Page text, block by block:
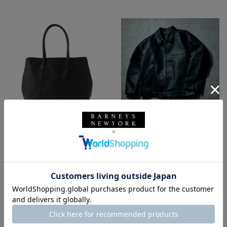
レザートートバッグ（M）
NEW
BARNEYS NEW YORK
BARNEYS NEW YORK by ANC
¥165,000